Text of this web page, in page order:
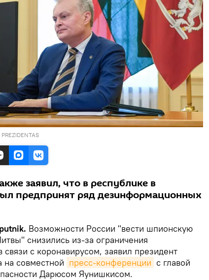
заявил, что в республике в
предпринят ряд дезинформационных
Возможности России "вести шпионскую
снизились из-за ограничения
с коронавирусом, заявил президент
на совместной пресс-конференции с главой
Дарюсом Яунишкисом.